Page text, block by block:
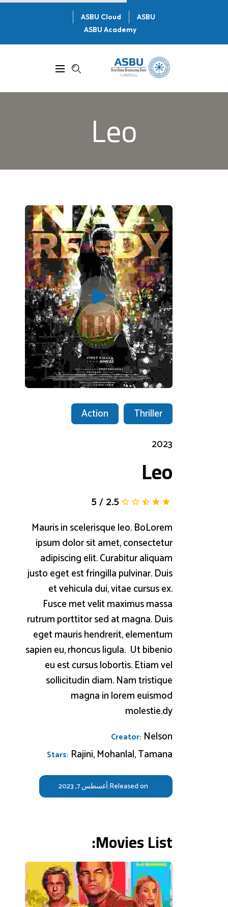
ASBU
ASBU Cloud
ASBU Academy
Leo
Thriller
Action
2023
Leo
2.5
/
5
Mauris in scelerisque leo. BoLorem
ipsum dolor sit amet, consectetur
adipiscing elit. Curabitur aliquam
justo eget est fringilla pulvinar. Duis
et vehicula dui, vitae cursus ex.
Fusce met velit maximus massa
rutrum porttitor sed at magna. Duis
eget mauris hendrerit, elementum
sapien eu, rhoncus ligula. Ut bibenio
eu est cursus lobortis. Etiam vel
sollicitudin diam. Nam tristique
magna in lorem euismod
molestie.dy
Creator: Nelson
Stars: Rajini, Mohanlal, Tamana
Released on: أغسطس 7, 2023
Movies List: